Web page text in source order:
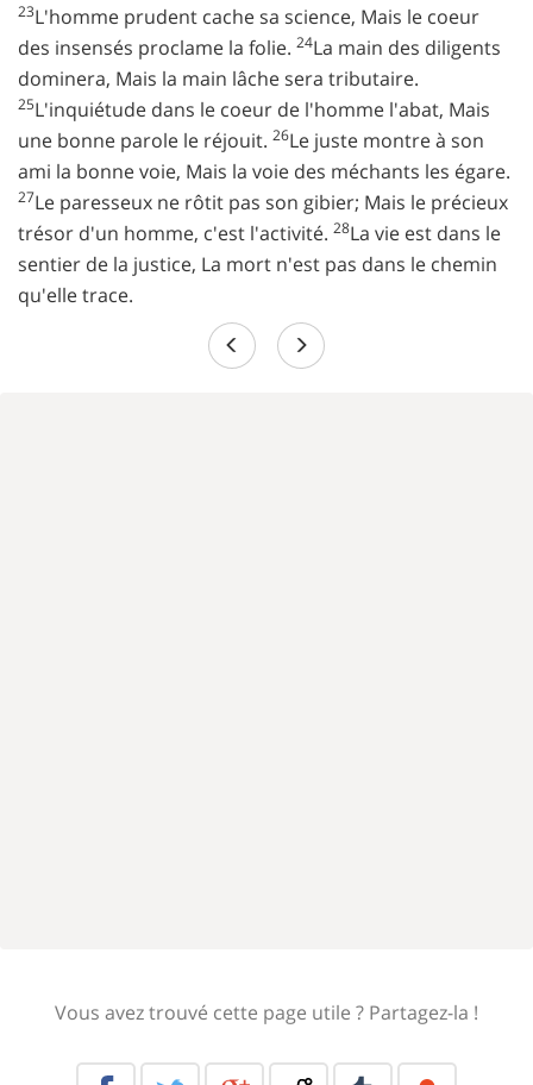
23L'homme prudent cache sa science, Mais le coeur
des insensés proclame la folie. 24La main des diligents
dominera, Mais la main lâche sera tributaire.
25L'inquiétude dans le coeur de l'homme l'abat, Mais
une bonne parole le réjouit. 26Le juste montre à son
ami la bonne voie, Mais la voie des méchants les égare.
27Le paresseux ne rôtit pas son gibier; Mais le précieux
trésor d'un homme, c'est l'activité. 28La vie est dans le
sentier de la justice, La mort n'est pas dans le chemin
qu'elle trace.
Vous avez trouvé cette page utile ? Partagez-la !